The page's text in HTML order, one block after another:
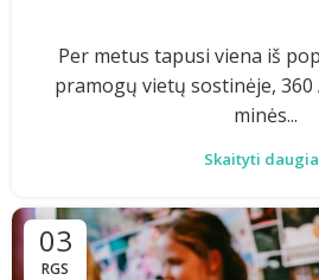
Per metus tapusi viena iš
pramogų vietų sostinėje, 360
minės...
Skaityti
03
RGS